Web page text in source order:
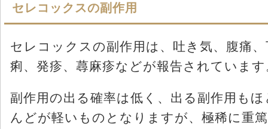
セレコックスの副作用
セレコックスの副作用は、吐き気、腹痛、
痢、発疹、蕁麻疹などが報告されています
副作用の出る確率は低く、出る副作用もほ
んどが軽いものとなりますが、極稀に重篤